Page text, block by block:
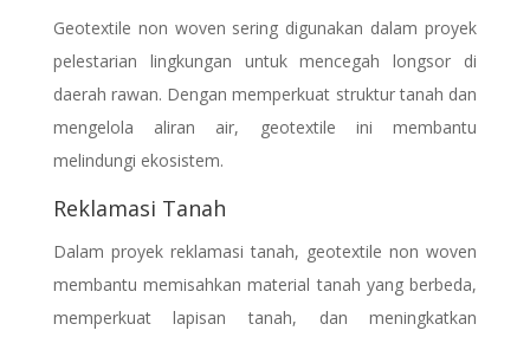
Geotextile non woven sering digunakan dalam proyek
pelestarian lingkungan untuk mencegah longsor di
daerah rawan. Dengan memperkuat struktur tanah dan
mengelola aliran air, geotextile ini membantu
melindungi ekosistem.
Reklamasi Tanah
Dalam proyek reklamasi tanah, geotextile non woven
membantu memisahkan material tanah yang berbeda,
memperkuat lapisan tanah, dan meningkatkan